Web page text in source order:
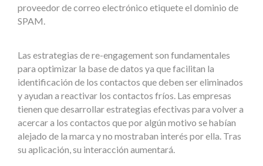
proveedor de correo electrónico etiquete el dominio de
SPAM.
Las estrategias de re-engagement son fundamentales
para optimizar la base de datos ya que facilitan la
identificación de los contactos que deben ser eliminados
y ayudan a reactivar los contactos fríos. Las empresas
tienen que desarrollar estrategias efectivas para volver a
acercar a los contactos que por algún motivo se habían
alejado de la marca y no mostraban interés por ella. Tras
su aplicación, su interacción aumentará.